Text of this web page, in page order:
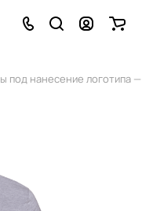
под нанесение логотипа